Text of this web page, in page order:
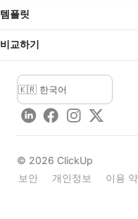
템플릿
비교하기
LinkedInFacebook
Instagram
Twitter
© 2026 ClickUp
보안
개인정보 이용